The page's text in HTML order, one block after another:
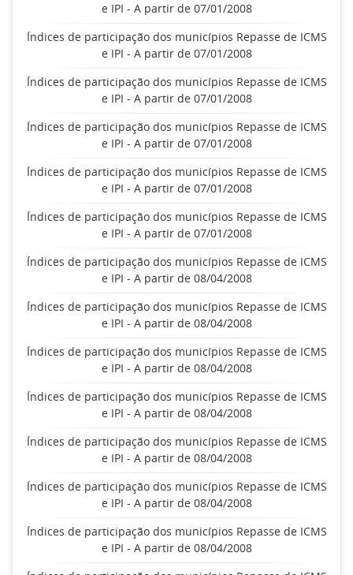
e IPI - A partir de 07/01/2008
Índices de participação dos municípios Repasse de ICMS
e IPI - A partir de 07/01/2008
Índices de participação dos municípios Repasse de ICMS
e IPI - A partir de 07/01/2008
Índices de participação dos municípios Repasse de ICMS
e IPI - A partir de 07/01/2008
Índices de participação dos municípios Repasse de ICMS
e IPI - A partir de 07/01/2008
Índices de participação dos municípios Repasse de ICMS
e IPI - A partir de 07/01/2008
Índices de participação dos municípios Repasse de ICMS
e IPI - A partir de 08/04/2008
Índices de participação dos municípios Repasse de ICMS
e IPI - A partir de 08/04/2008
Índices de participação dos municípios Repasse de ICMS
e IPI - A partir de 08/04/2008
Índices de participação dos municípios Repasse de ICMS
e IPI - A partir de 08/04/2008
Índices de participação dos municípios Repasse de ICMS
e IPI - A partir de 08/04/2008
Índices de participação dos municípios Repasse de ICMS
e IPI - A partir de 08/04/2008
Índices de participação dos municípios Repasse de ICMS
e IPI - A partir de 08/04/2008